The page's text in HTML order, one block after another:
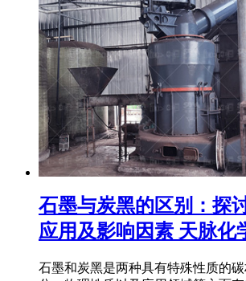
石墨与炭黑的区别：探
应用及影响因素 天脉化
石墨和炭黑是两种具有特殊性质的